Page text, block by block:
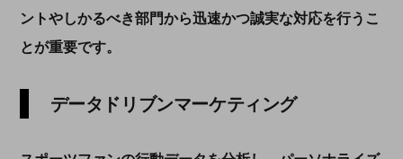
ントやしかるべき部門から迅速かつ誠実な対応を行うこ
とが重要です。
データドリブンマーケティング